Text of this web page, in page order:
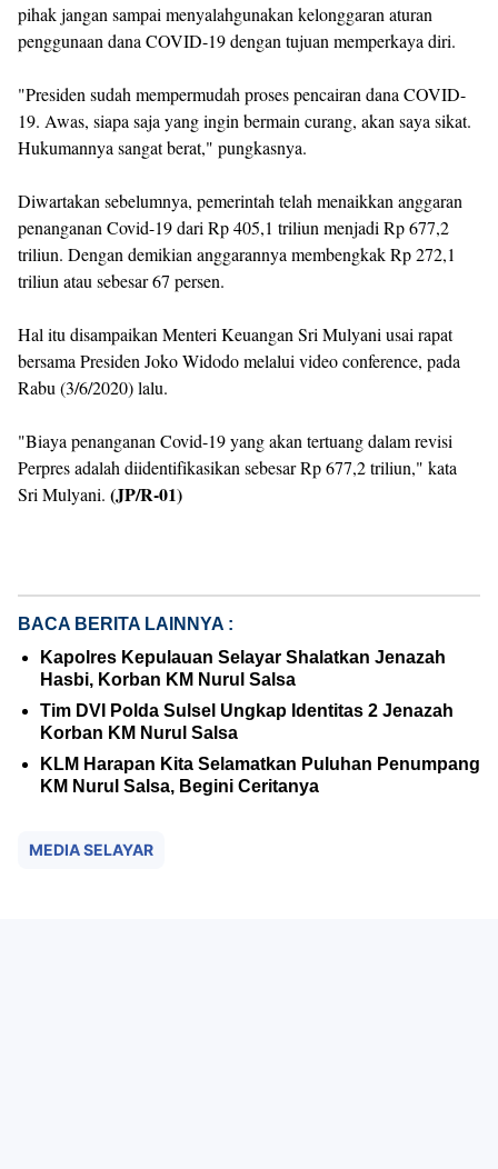
pihak jangan sampai menyalahgunakan kelonggaran aturan
penggunaan dana COVID-19 dengan tujuan memperkaya diri.
"Presiden sudah mempermudah proses pencairan dana COVID-
19. Awas, siapa saja yang ingin bermain curang, akan saya sikat.
Hukumannya sangat berat," pungkasnya.
Diwartakan sebelumnya, pemerintah telah menaikkan anggaran
penanganan Covid-19 dari Rp 405,1 triliun menjadi Rp 677,2
triliun. Dengan demikian anggarannya membengkak Rp 272,1
triliun atau sebesar 67 persen.
Hal itu disampaikan Menteri Keuangan Sri Mulyani usai rapat
bersama Presiden Joko Widodo melalui video conference, pada
Rabu (3/6/2020) lalu.
"Biaya penanganan Covid-19 yang akan tertuang dalam revisi
Perpres adalah diidentifikasikan sebesar Rp 677,2 triliun," kata
Sri Mulyani. (JP/R-01)
BACA BERITA LAINNYA :
Kapolres Kepulauan Selayar Shalatkan Jenazah
Hasbi, Korban KM Nurul Salsa
Tim DVI Polda Sulsel Ungkap Identitas 2 Jenazah
Korban KM Nurul Salsa
KLM Harapan Kita Selamatkan Puluhan Penumpang
KM Nurul Salsa, Begini Ceritanya
MEDIA SELAYAR